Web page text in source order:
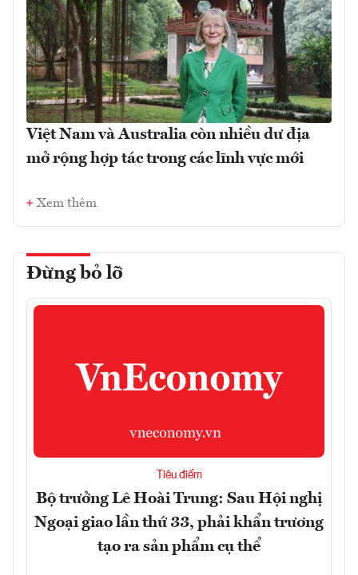
Việt Nam và Australia còn nhiều dư địa
mở rộng hợp tác trong các lĩnh vực mới
Xem thêm
Đừng bỏ lỡ
Tiêu điểm
Bộ trưởng Lê Hoài Trung: Sau Hội nghị
Ngoại giao lần thứ 33, phải khẩn trương
tạo ra sản phẩm cụ thể